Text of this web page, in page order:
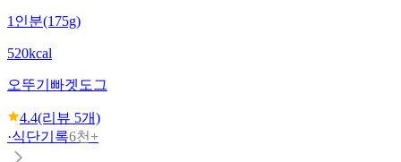
1인분(175g)
520kcal
오뚜기 빠겟도그
4.4(리뷰 5개)
·식단기록6천+